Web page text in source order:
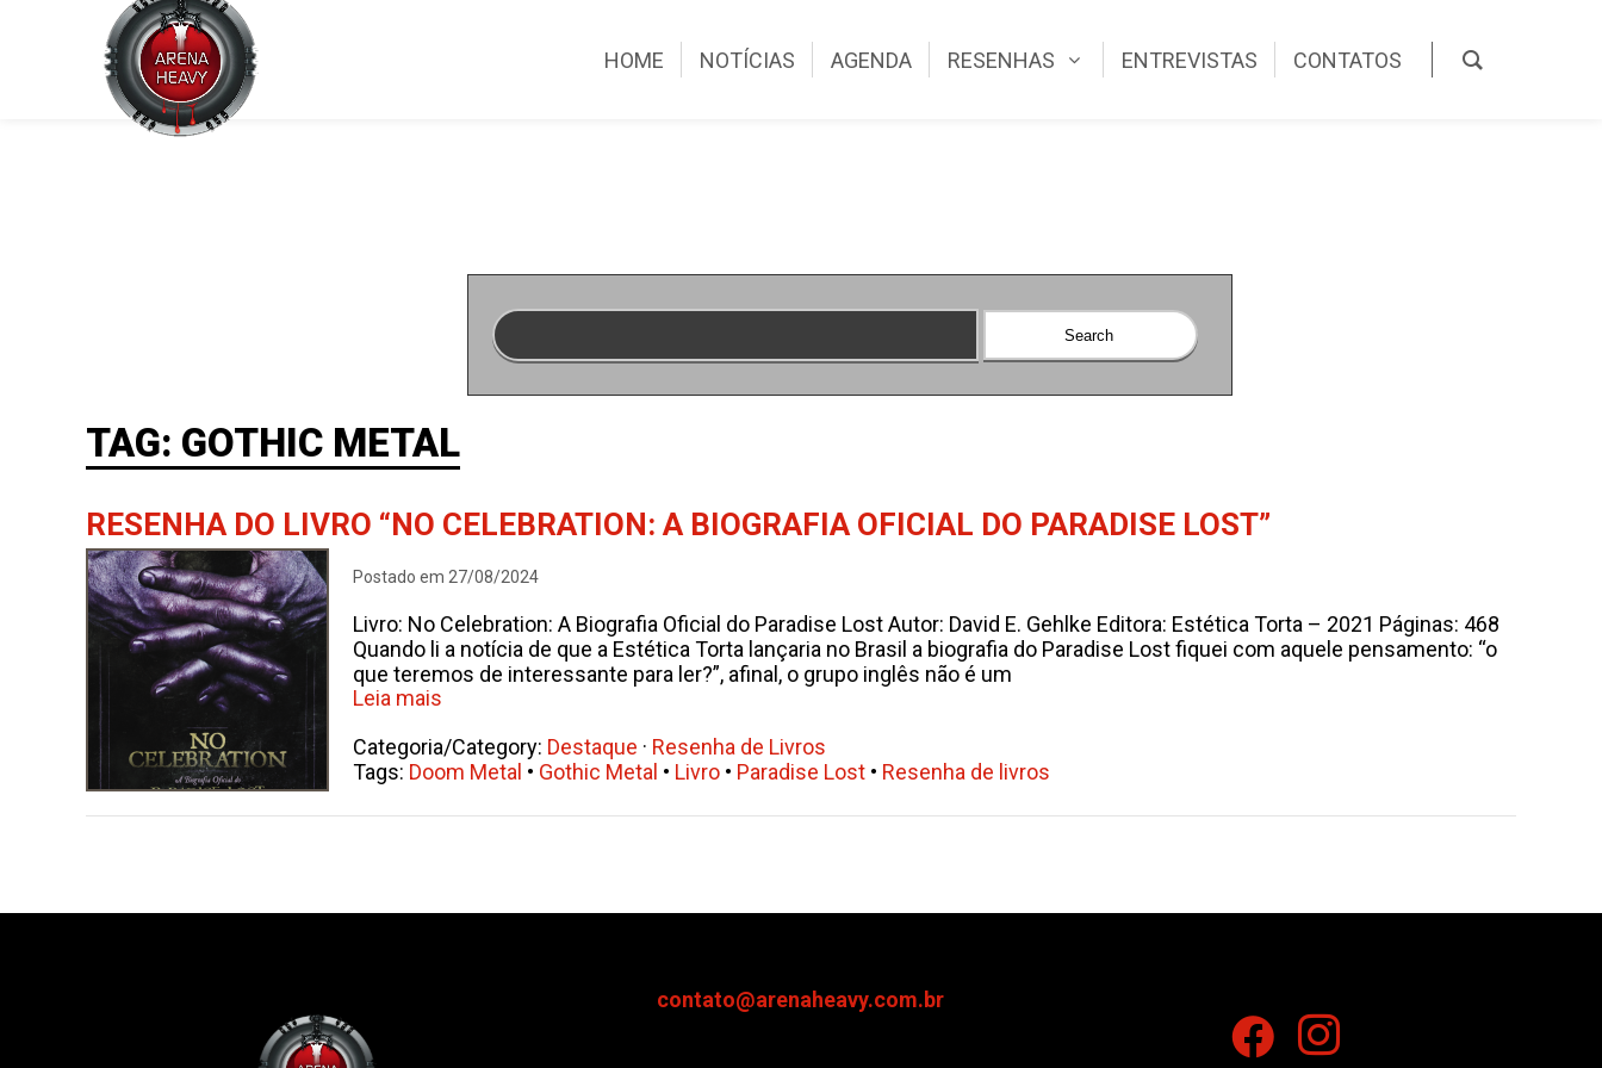
HOME NOTÍCIAS AGENDA RESENHAS ENTREVISTAS CONTATOS
TAG: GOTHIC METAL
RESENHA DO LIVRO “NO CELEBRATION: A BIOGRAFIA OFICIAL DO PARADISE LOST”
Postado em 27/08/2024
Livro: No Celebration: A Biografia Oficial do Paradise Lost Autor: David E. Gehlke Editora: Estética Torta – 2021 Páginas: 468
Quando li a notícia de que a Estética Torta lançaria no Brasil a biografia do Paradise Lost fiquei com aquele pensamento: “o
que teremos de interessante para ler?”, afinal, o grupo inglês não é um
Leia mais
Categoria/Category: Destaque · Resenha de Livros
Tags: Doom Metal • Gothic Metal • Livro • Paradise Lost • Resenha de livros
contato@arenaheavy.com.br